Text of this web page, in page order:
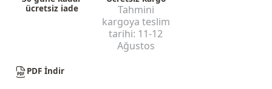
ücretsiz iade
Tahmini
kargoya teslim
tarihi: 11-12
Ağustos
PDF İndir